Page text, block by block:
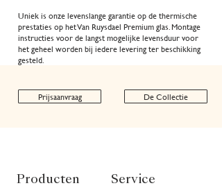
Uniek is onze levenslange garantie op de thermische
prestaties op het Van Ruysdael Premium glas. Montage
instructies voor de langst mogelijke levensduur voor
het geheel worden bij iedere levering ter beschikking
gesteld.
Prijsaanvraag De Collectie
Producten Service